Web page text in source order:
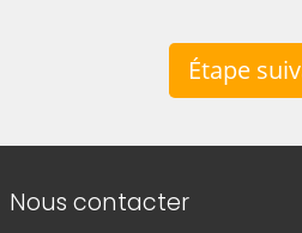
Étape
Informations de
Nous contacter